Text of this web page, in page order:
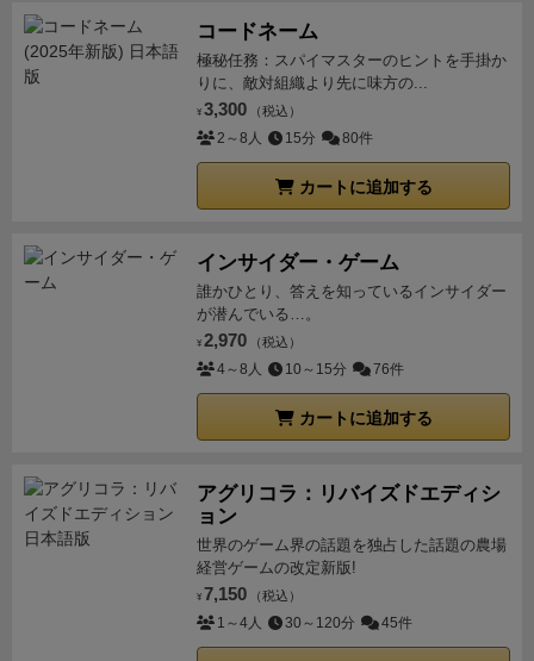
コードネーム
極秘任務：スパイマスターのヒントを手掛か
りに、敵対組織より先に味方の...
¥ 3,300 （税込）
2～8人 15分 80件
カートに追加する
インサイダー・ゲーム
誰かひとり、答えを知っているインサイダー
が潜んでいる…。
¥ 2,970 （税込）
4～8人 10～15分 76件
カートに追加する
アグリコラ：リバイズドエディシ
ョン
世界のゲーム界の話題を独占した話題の農場
経営ゲームの改定新版!
¥ 7,150 （税込）
1～4人 30～120分 45件